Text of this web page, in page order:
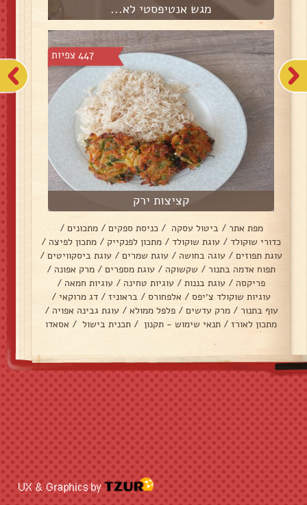
מגש אנטיפסטי לא...
447 צפיות
קציצות ירק
מפת אתר / ביטול עסקה / כניסת ספקים / מתכונים /
כדורי שוקולד / עוגת שוקולד / מתכון לפנקייק / מתכון לפיצה /
עוגת תפוזים / עוגה בחושה / עוגת שמרים / עוגת ביסקוויטים /
תפוח אדמה בתנור / שקשוקה / עוגת מספרים / מרק אפונה /
פריקסה / עוגת בננות / עוגיות טחינה / עוגיות חמאה /
עוגיות שוקולד צ׳יפס / אלפחורס / בראוניז / דג מרוקאי /
עוף בתנור / מרק עדשים / פלפל ממולא / עוגת גבינה אפויה /
מתכון לאורז / תנאי שימוש - תקנון / תכנית בישול / אסאדו